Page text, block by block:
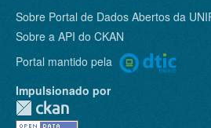
Sobre Portal de Dados Abertos da
Sobre a API do CKAN
Portal mantido pela
Impulsionado por